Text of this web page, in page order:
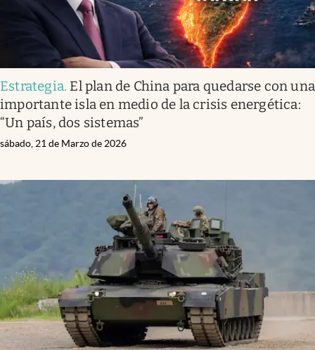
Estrategia. El plan de China para quedarse con una
importante isla en medio de la crisis energética:
“Un país, dos sistemas”
sábado, 21 de Marzo de 2026